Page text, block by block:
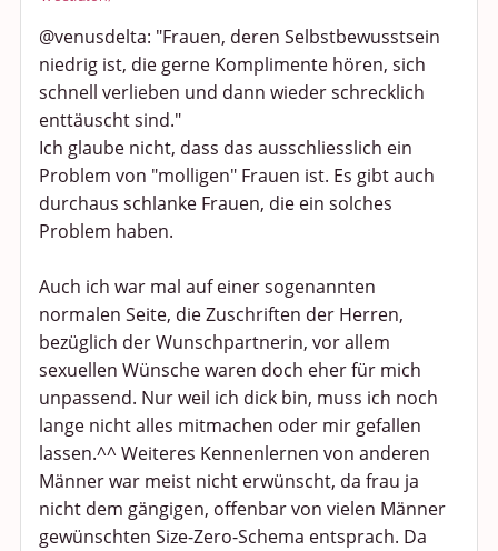
@venusdelta: "Frauen, deren Selbstbewusstsein
niedrig ist, die gerne Komplimente hören, sich
schnell verlieben und dann wieder schrecklich
enttäuscht sind."
Ich glaube nicht, dass das ausschliesslich ein
Problem von "molligen" Frauen ist. Es gibt auch
durchaus schlanke Frauen, die ein solches
Problem haben.
Auch ich war mal auf einer sogenannten
normalen Seite, die Zuschriften der Herren,
bezüglich der Wunschpartnerin, vor allem
sexuellen Wünsche waren doch eher für mich
unpassend. Nur weil ich dick bin, muss ich noch
lange nicht alles mitmachen oder mir gefallen
lassen.^^ Weiteres Kennenlernen von anderen
Männer war meist nicht erwünscht, da frau ja
nicht dem gängigen, offenbar von vielen Männer
gewünschten Size-Zero-Schema entsprach. Da